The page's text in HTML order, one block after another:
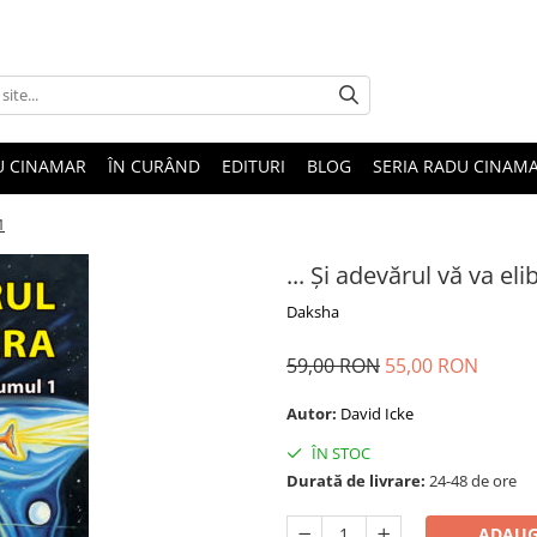
CINAMAR ÎN CURÂND EDITURI BLOG SERIA RADU
... Și adevărul vă va
Daksha
59,00 RON 55,00 RON
Autor: David Icke
ÎN STOC
Durată de livrare: 24-48 de ore